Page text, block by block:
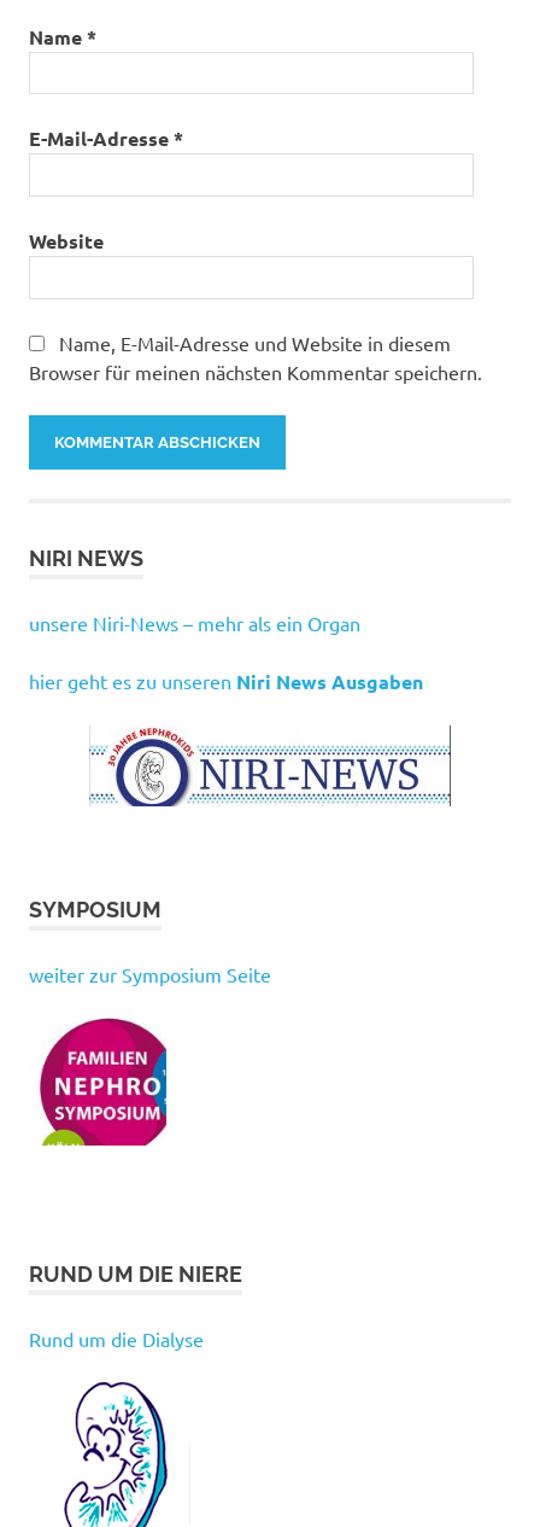
Name*
E-Mail-Adresse*
Website
Name, E-Mail-Adresse und Website in diesem
Browser für meinen nächsten Kommentar speichern.
NIRI NEWS
unsere Niri-News – mehr als ein Organ
hier geht es zu unseren Niri News Ausgaben
SYMPOSIUM
weiter zur Symposium Seite
RUND UM DIE NIERE
Rund um die Dialyse